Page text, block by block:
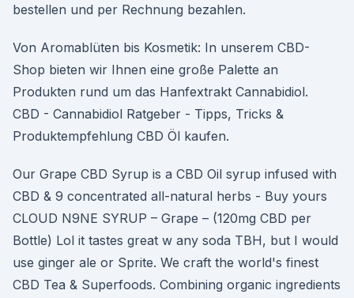
bestellen und per Rechnung bezahlen.
Von Aromablüten bis Kosmetik: In unserem CBD-
Shop bieten wir Ihnen eine große Palette an
Produkten rund um das Hanfextrakt Cannabidiol. ️
CBD - Cannabidiol Ratgeber - Tipps, Tricks &
Produktempfehlung CBD Öl kaufen.
Our Grape CBD Syrup is a CBD Oil syrup infused with
CBD & 9 concentrated all-natural herbs - Buy yours
CLOUD N9NE SYRUP – Grape – (120mg CBD per
Bottle) Lol it tastes great w any soda TBH, but I would
use ginger ale or Sprite. We craft the world's finest
CBD Tea & Superfoods. Combining organic ingredients